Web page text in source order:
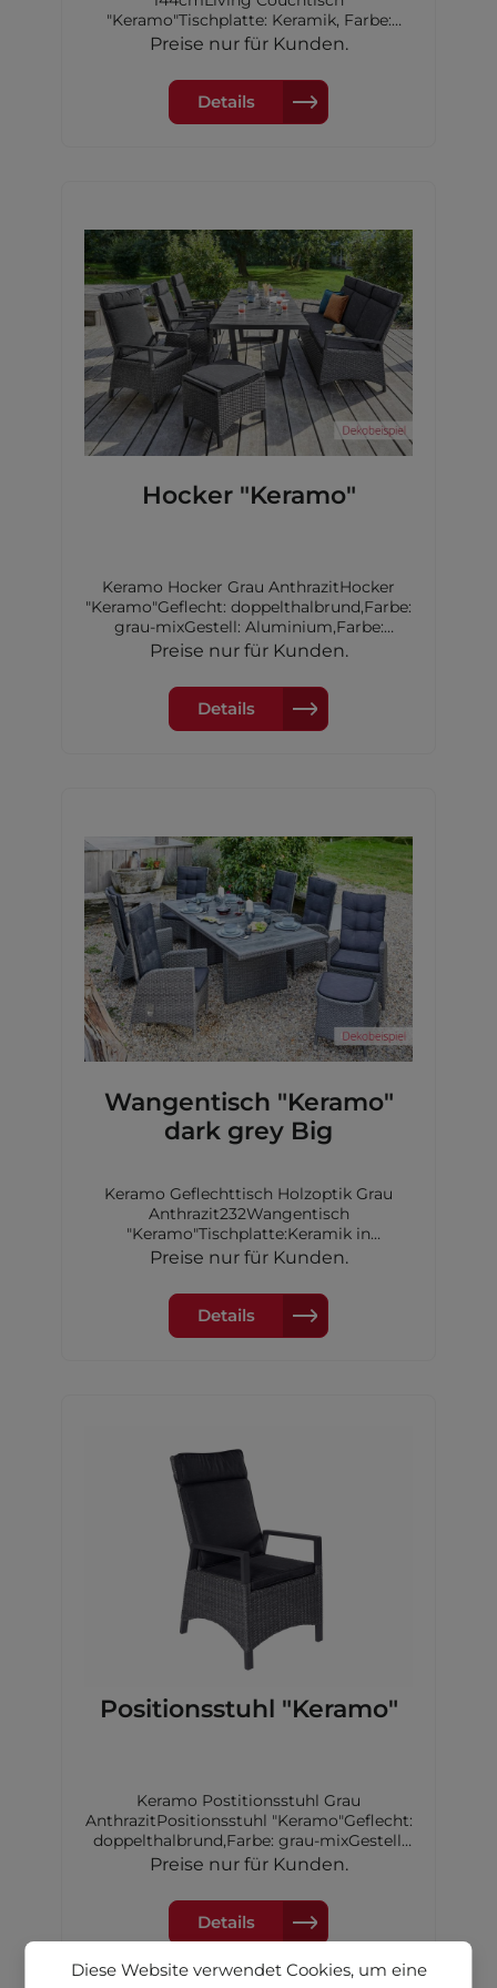
"Keramo"Tischplatte: Keramik, Farbe:
HolzoptikdunkelgrauGestell: V-Fuß
144x85x65
Preise nur für Kunden.
Details
Hocker "Keramo"
Keramo Hocker Grau AnthrazitHocker
"Keramo"Geflecht: doppelthalbrund,Farbe:
grau-mixGestell: Aluminium,Farbe:
anthrazitinkl. Kissen
Preise nur für Kunden.
Details
Wangentisch "Keramo"
dark grey Big
Keramo Geflechttisch Holzoptik Grau
Anthrazit232Wangentisch
"Keramo"Tischplatte:Keramik in
dunkelgrauer
PolyrattanFarbe:grau
mixGestell:AluminiumMaße
232x108x74cm
Preise nur für Kunden.
Details
Positionsstuhl "Keramo"
Keramo Postitionsstuhl Grau
AnthrazitPositionsstuhl "Keramo"Geflecht:
doppelthalbrund,Farbe: grau-mixGestell:
Aluminium,Farbe: anthrazitinkl.
Preise nur für Kunden.
Details
Diese Website verwendet Cookies, um eine